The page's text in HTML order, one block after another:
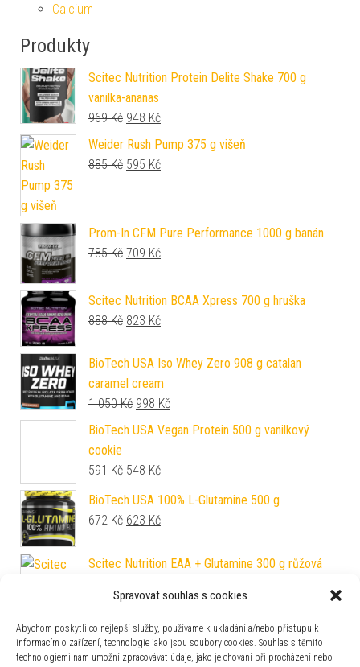
Spravovat souhlas s cookies
Abychom poskytli co nejlepší služby, používáme k ukládání a/nebo přístupu k
informacím o zařízení, technologie jako jsou soubory cookies. Souhlas s těmito
technologiemi nám umožní zpracovávat údaje, jako je chování při procházení nebo
Calcium
Produkty
Scitec Nutrition Protein Delite Shake 700 g
vanilka-ananas
969Kč Původní cena byla: 969 Kč.
948 KčAktuální cena je: 948 Kč.
Weider Rush Pump 375 g višeň
885Kč Původní cena byla: 885 Kč.
595 KčAktuální cena je: 595 Kč.
Prom-In CFM Pure Performance 1000 g banán
785Kč Původní cena byla: 785 Kč.
709 KčAktuální cena je: 709 Kč.
Scitec Nutrition BCAA Xpress 700 g hruška
888Kč Původní cena byla: 888 Kč.
823 KčAktuální cena je: 823 Kč.
BioTech USA Iso Whey Zero 908 g catalan
caramel cream
1 050Kč Původní cena byla: 1 050 Kč.
998 KčAktuální cena je: 998 Kč.
BioTech USA Vegan Protein 500 g vanilkový
cookie
591Kč Původní cena byla: 591 Kč.
548 KčAktuální cena je: 548 Kč.
BioTech USA 100% L-Glutamine 500 g
672Kč Původní cena byla: 672 Kč.
623 KčAktuální cena je: 623 Kč.
Scitec Nutrition EAA + Glutamine 300 g růžová
KčPůvodní cena byla: 618 Kč.
573Kč Aktuální cena je: 573 Kč.